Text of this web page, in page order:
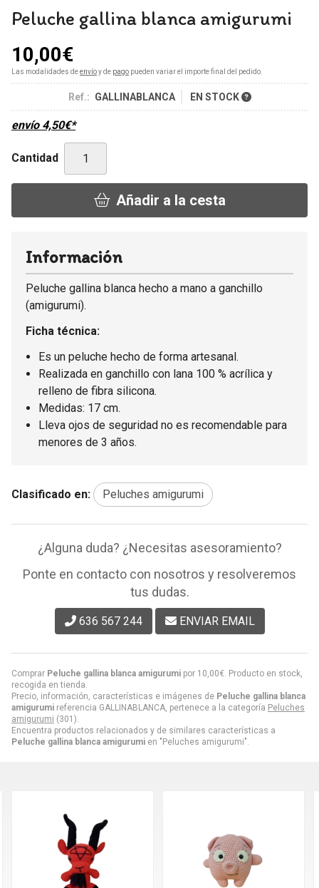
Peluche gallina blanca amigurumi
10,00€
Las modalidades deenvíoy de pago pueden variar el importe final del pedido.
Ref.: GALLINABLANCA EN STOCK
envío 4,50€*
Cantidad
Añadir a la cesta
Comprar Peluche gallina blanca amigurumi por 10,00€ . Producto en stock,
recogida en tienda.
Precio, información, características e imágenes de Peluche gallina blanca
amigurumi referencia GALLINABLANCA, pertenece a la categoría Peluches
amigurumi (301).
Encuentra productos relacionados y de similares características a
Peluche gallina blanca amigurumi en "Peluches amigurumi".
Información
Peluche gallina blanca hecho a mano a ganchillo
(amigurumi).
Ficha técnica:
Es un peluche hecho de forma artesanal.
Realizada en ganchillo con lana 100 % acrílica y
relleno de fibra silicona.
Medidas: 17 cm.
Lleva ojos de seguridad no es recomendable para
menores de 3 años.
Clasificado en: Peluches amigurumi
¿Alguna duda? ¿Necesitas asesoramiento?
Ponte en contacto con nosotros y resolveremos
tus dudas.
636 567 244 ENVIAR EMAIL